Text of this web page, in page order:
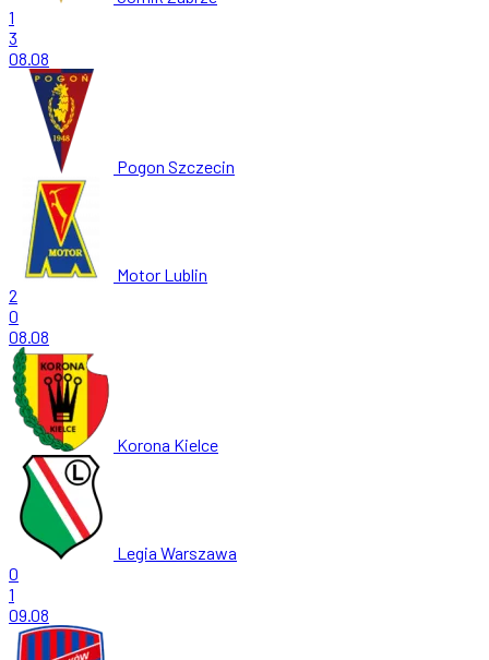
1
3
08.08
Pogon Szczecin
Motor Lublin
2
0
08.08
Korona Kielce
Legia Warszawa
0
1
09.08